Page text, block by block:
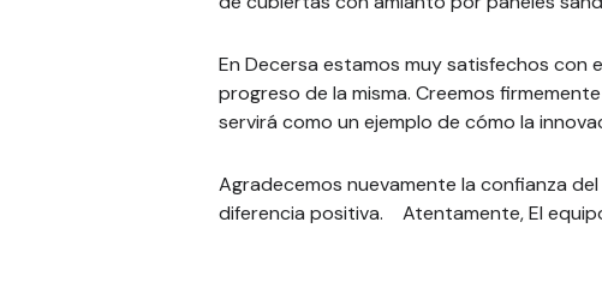
En Decersa estamos muy satisfechos
progreso de la misma. Creemos
servirá como un ejemplo de cómo la
Agradecemos nuevamente la confianza
diferencia positiva. Atentamente, El